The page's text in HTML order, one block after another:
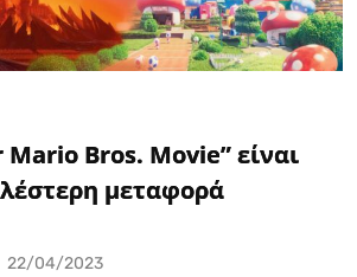
Mario Bros. Movie” είναι
μεταφορά
22/04/2023